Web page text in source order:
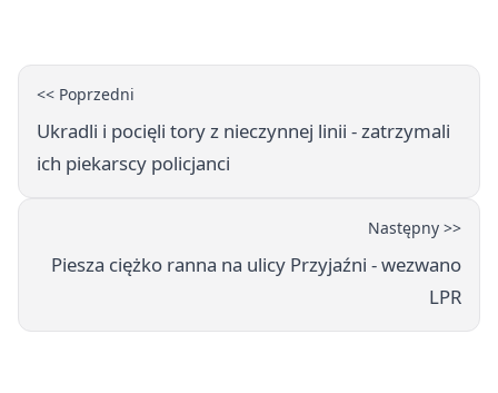
<< Poprzedni
Ukradli i pocięli tory z nieczynnej linii - zatrzymali
ich piekarscy policjanci
Następny >>
Piesza ciężko ranna na ulicy Przyjaźni - wezwano
LPR